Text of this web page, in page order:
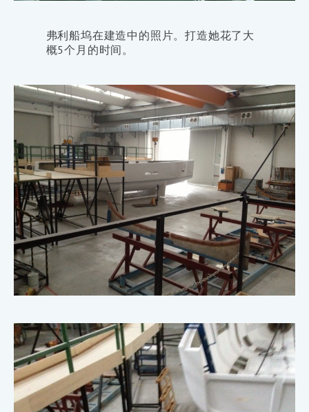
弗利船坞在建造中的照片。打造她花了大
概5个月的时间。